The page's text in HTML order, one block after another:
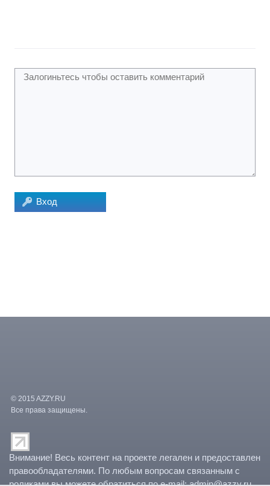
Вход
© 2015 AZZY.RU
Все права защищены.
Внимание! Весь контент на проекте легален и предоставлен
правообладателями. По любым вопросам связанным с
роликами вы можете обратиться по e-mail: admin@azzy.ru
/var/www/vhosts/paradocs/kino.advideo.ru/templates/azzy/